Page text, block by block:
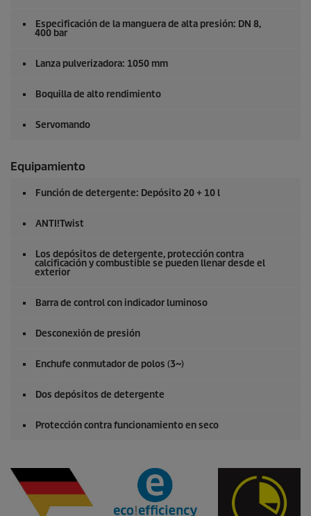
Especificación de la manguera de alta presión: DN 8,
400 bar
Lanza pulverizadora: 1050 mm
Boquilla de alto rendimiento
Servomando
Equipamiento
Función de detergente: Depósito 20 + 10 l
ANTI!Twist
Los depósitos de detergente, protección contra
calcificación y combustible se pueden llenar desde el
exterior
Barra de control con indicador luminoso
Desconexión de presión
Enchufe conmutador de polos (3~)
Dos depósitos de detergente
Protección contra funcionamiento en seco